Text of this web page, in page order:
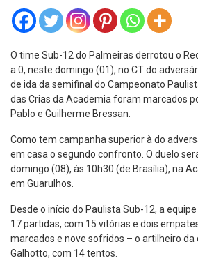
O time Sub-12 do Palmeiras derrotou o
a 0, neste domingo (01), no CT do
de ida da semifinal do Campeonato
das Crias da Academia foram marcados
Pablo e Guilherme Bressan.
Como tem campanha superior à do
em casa o segundo confronto. O duelo
domingo (08), às 10h30 (de Brasília), na
em Guarulhos.
Desde o início do Paulista Sub-12, a
17 partidas, com 15 vitórias e dois
marcados e nove sofridos – o artilheiro da
Galhotto, com 14 tentos.